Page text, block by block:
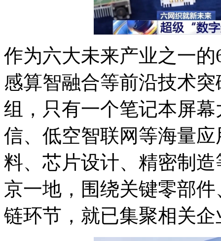
作为六大未来产业之一
感算智融合等前沿技术
组，只有一个笔记本屏
信、低空智联网等海量
料、芯片设计、精密制
京一地，围绕关键零部
链环节，就已集聚相关企